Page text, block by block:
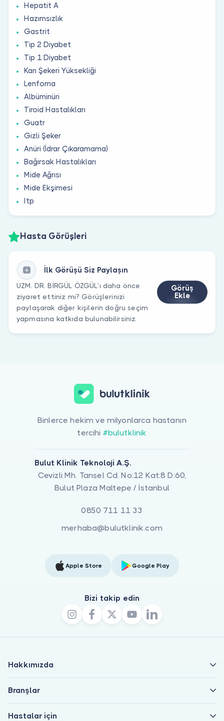
Hepatit A
Hazımsızlık
Gastrit
Tip 2 Diyabet
Tip 1 Diyabet
Kan Şekeri Yüksekliği
Lenfoma
Albüminüri
Tiroid Hastalıkları
Guatr
Gizli Şeker
Anüri (İdrar Çıkaramama)
Bağırsak Hastalıkları
Mide Ağrısı
Mide Ekşimesi
Itp
Hasta Görüşleri
İlk Görüşü Siz Paylaşın
UZM. DR. BİRGÜL ÖZGÜL’ı daha önce
ziyaret ettiniz mi? Görüşlerinizi
paylaşarak diğer kişilerin doğru seçim
yapmasına katkıda bulunabilirsiniz.
Görüş
Ekle
Binlerce hekim ve milyonlarca hastanın
tercihi #bulutklinik
Bulut Klinik Teknoloji A.Ş.
Cevizli Mh. Tansel Cd. No:12 Kat:8 D:60,
Bulut Plaza Maltepe / İstanbul
0850 711 11 33
merhaba@bulutklinik.com
Apple Store Google Play
Bizi takip edin
Hakkımızda
Branşlar
Hastalar için